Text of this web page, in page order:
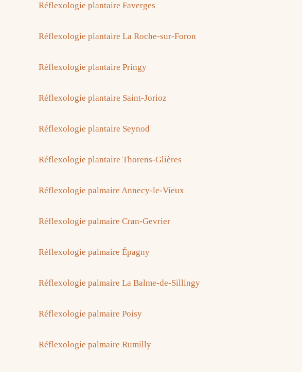
Réflexologie plantaire Faverges
Réflexologie plantaire La Roche-sur-Foron
Réflexologie plantaire Pringy
Réflexologie plantaire Saint-Jorioz
Réflexologie plantaire Seynod
Réflexologie plantaire Thorens-Glières
Réflexologie palmaire Annecy-le-Vieux
Réflexologie palmaire Cran-Gevrier
Réflexologie palmaire Épagny
Réflexologie palmaire La Balme-de-Sillingy
Réflexologie palmaire Poisy
Réflexologie palmaire Rumilly